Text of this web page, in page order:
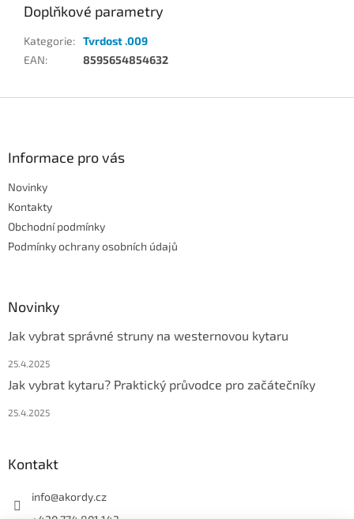
Doplňkové parametry
Kategorie: Tvrdost .009
EAN: 8595654854632
Informace pro vás
Novinky
Kontakty
Obchodní podmínky
Podmínky ochrany osobních údajů
Novinky
Jak vybrat správné struny na westernovou kytaru
25.4.2025
Jak vybrat kytaru? Praktický průvodce pro začátečníky
25.4.2025
Kontakt
info@akordy.cz